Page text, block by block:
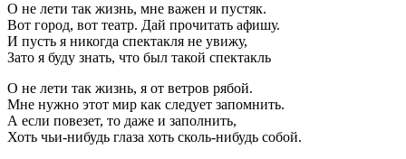
О не лети так жизнь, мне важен и пустяк.
Вот город, вот театр. Дай прочитать афишу.
И пусть я никогда спектакля не увижу,
Зато я буду знать, что был такой спектакль
О не лети так жизнь, я от ветров рябой.
Мне нужно этот мир как следует запомнить.
А если повезет, то даже и заполнить,
Хоть чьи-нибудь глаза хоть сколь-нибудь собой.